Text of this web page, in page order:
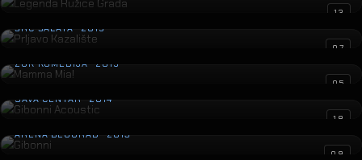
13
Prljavo Kazalište
ŠRC ŠALATA · 2015
07
Mamma Mia!
ZGK KOMEDIJA · 2015
05
Gibonni Acoustic
SAVA CENTAR · 2014
18
Gibonni
ARENA BEOGRAD · 2013
09
Vaillant Brand Days